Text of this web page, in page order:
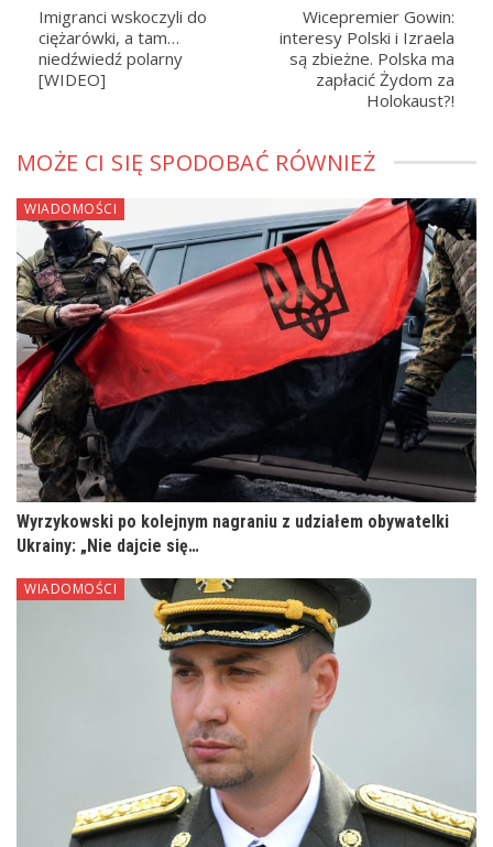
Imigranci wskoczyli do
ciężarówki, a tam…
niedźwiedź polarny
[WIDEO]
Wicepremier Gowin:
interesy Polski i Izraela
są zbieżne. Polska ma
zapłacić Żydom za
Holokaust?!
MOŻE CI SIĘ SPODOBAĆ RÓWNIEŻ
WIADOMOŚCI
Wyrzykowski po kolejnym nagraniu z udziałem obywatelki
Ukrainy: „Nie dajcie się…
WIADOMOŚCI